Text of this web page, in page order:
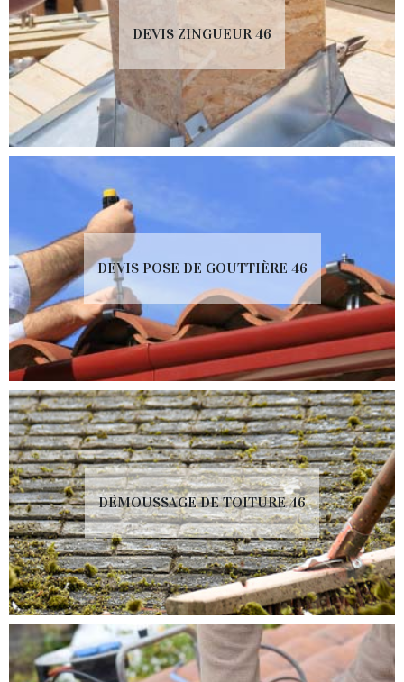
DEVIS ZINGUEUR 46
DEVIS POSE DE GOUTTIÈRE 46
DÉMOUSSAGE DE TOITURE 46